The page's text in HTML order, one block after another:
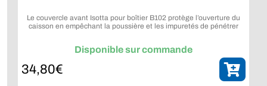
Le couvercle avant Isotta pour boîtier B102 protège l’ouverture du
caisson en empêchant la poussière et les impuretés de pénétrer
Disponible sur commande
34,80€